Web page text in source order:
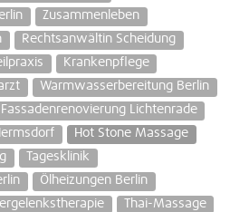
Zusammenleben
Rechtsanwältin Scheidung
Krankenpflege
Warmwasserbereitung Berlin
Fassadenrenovierung Lichtenrade
Hot Stone Massage
Tagesklinik
Ölheizungen Berlin
Thai-Massage